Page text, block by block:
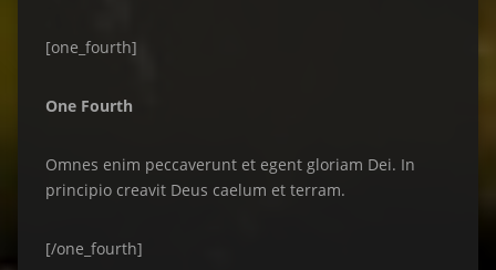
[one_fourth]
One Fourth
Omnes enim peccaverunt et egent gloriam Dei. In
principio creavit Deus caelum et terram.
[/one_fourth]